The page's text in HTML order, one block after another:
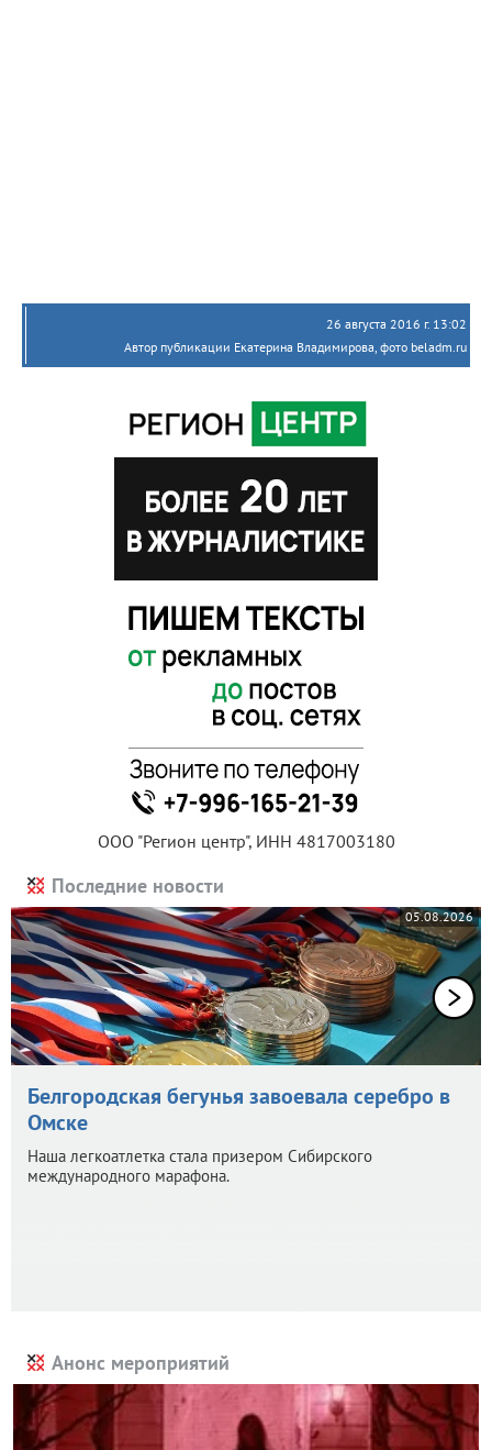
26 августа 2016 г. 13:02
Автор публикации Екатерина Владимирова, фото beladm.ru
ООО "Регион центр", ИНН 4817003180
Последние новости
05.08.2026
Белгородская бегунья завоевала серебро в
Омске
Наша легкоатлетка стала призером Сибирского
международного марафона.
Анонс мероприятий